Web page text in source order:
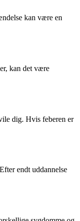
kan være en
kan det være
dig. Hvis feberen er
endt uddannelse